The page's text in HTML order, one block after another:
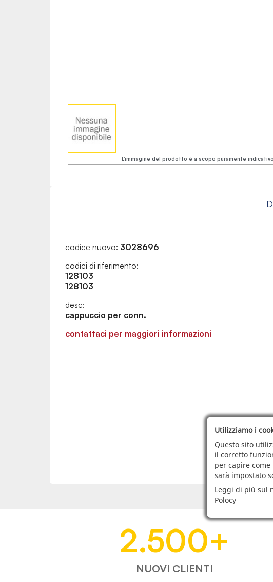
L'immagine del prodotto è a scopo puramente indicativo.
codice nuovo: 3028696
codici di riferimento:
128103
128103
desc:
cappuccio per conn.
contattaci per maggiori informazioni
2.500+
NUOVI CLIENTI
Utilizziamo i
Questo sito
il corretto
per capire
sarà impostato
Leggi di più sul
Polocy